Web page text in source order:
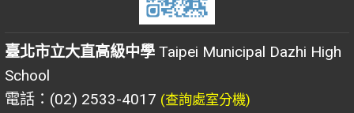
臺北市立大直高級中學 Taipei Municipal Dazhi High
School
電話：(02) 2533-4017 (查詢處室分機)